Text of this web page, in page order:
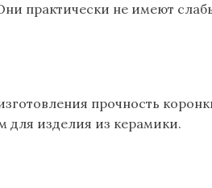
практически не имеют
прочность
для изделия из керамики.